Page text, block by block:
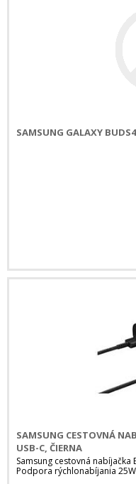
SAMSUNG GALAXY
SAMSUNG CESTOVNÁ
USB-C, ČIERNA
Samsung cestovná nabíjačka
Podpora rýchlonabíjania 25W